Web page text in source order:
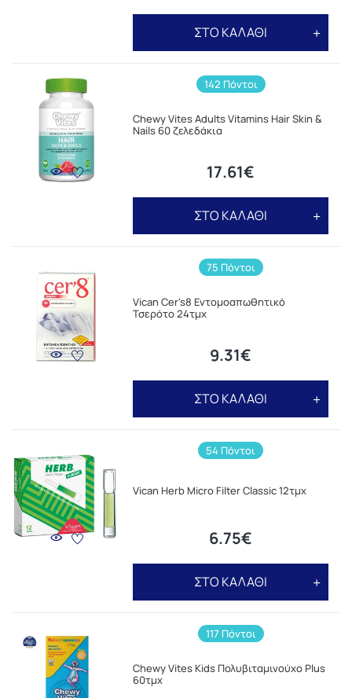
ΣΤΟ ΚΑΛΑΘΙ
142 Πόντοι
Chewy Vites Adults Vitamins Hair Skin &
Nails 60 ζελεδάκια
17.61€
ΣΤΟ ΚΑΛΑΘΙ
75 Πόντοι
Vican Cer's8 Εντομοαπωθητικό
Τσερότο 24τμχ
9.31€
ΣΤΟ ΚΑΛΑΘΙ
54 Πόντοι
Vican Herb Micro Filter Classic 12τμχ
6.75€
ΣΤΟ ΚΑΛΑΘΙ
117 Πόντοι
Chewy Vites Kids Πολυβιταμινούχο Plus
60τμχ